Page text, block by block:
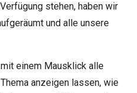
stehen, haben wir
und alle unsere
einem Mausklick alle
anzeigen lassen, wie